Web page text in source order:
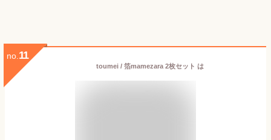
no. 11
toumei / 箔mamezara 2枚セット は